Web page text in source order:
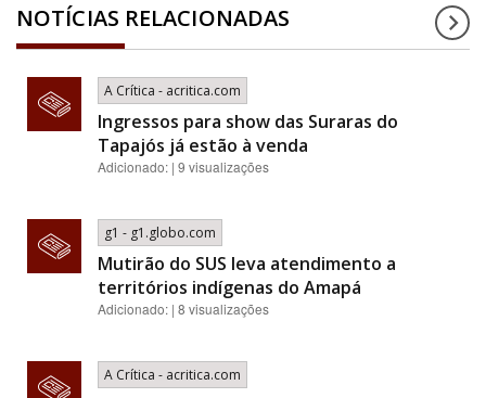
NOTÍCIAS RELACIONADAS
A Crítica - acritica.com
Ingressos para show das Suraras do
Tapajós já estão à venda
Adicionado: | 9 visualizações
g1 - g1.globo.com
Mutirão do SUS leva atendimento a
territórios indígenas do Amapá
Adicionado: | 8 visualizações
A Crítica - acritica.com